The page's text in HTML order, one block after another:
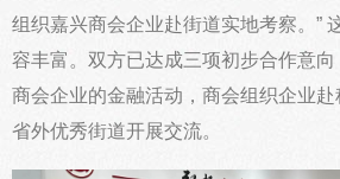
组织嘉兴商会企业赴街道实地考察。”
容丰富。双方已达成三项初步合作意
商会企业的金融活动，商会组织企业
省外优秀街道开展交流。